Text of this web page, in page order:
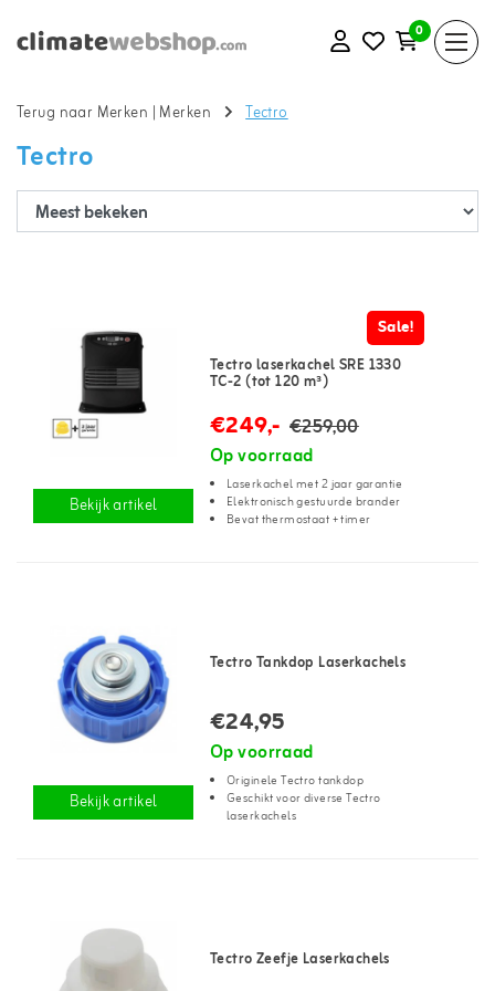
0
Terug naar Merken | Merken Tectro
Tectro
Bekijk artikel
Sale!
Tectro laserkachel SRE 1330
TC-2 (tot 120 m³)
€249,- €259,00
Op voorraad
Laserkachel met 2 jaar garantie
Elektronisch gestuurde brander
Bevat thermostaat + timer
Bekijk artikel
Tectro Tankdop Laserkachels
€24,95
Op voorraad
Originele Tectro tankdop
Geschikt voor diverse Tectro
laserkachels
Tectro Zeefje Laserkachels